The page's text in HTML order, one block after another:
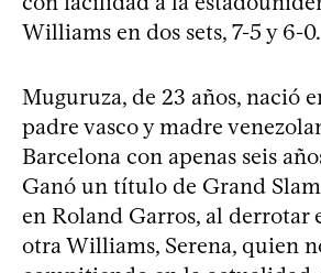
Williams en dos sets, 7-5 y 6-0.
Muguruza, de 23 años, nació
padre vasco y madre
Barcelona con apenas seis
Ganó un título de Grand
en Roland Garros, al derrotar
otra Williams, Serena, quien